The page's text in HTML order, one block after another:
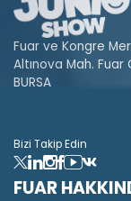
Fuar ve Kongre
Altınova Mah. Fuar
BURSA
Bizi Takip Edin
FUAR